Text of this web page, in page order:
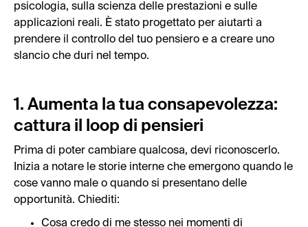
psicologia, sulla scienza delle prestazioni e sulle
applicazioni reali. È stato progettato per aiutarti a
prendere il controllo del tuo pensiero e a creare uno
slancio che duri nel tempo.
1. Aumenta la tua consapevolezza:
cattura il loop di pensieri
Prima di poter cambiare qualcosa, devi riconoscerlo.
Inizia a notare le storie interne che emergono quando le
cose vanno male o quando si presentano delle
opportunità. Chiediti:
Cosa credo di me stesso nei momenti di